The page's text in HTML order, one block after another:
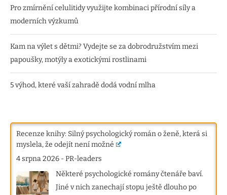
Pro zmírnění celulitidy využijte kombinaci přírodní síly a
moderních výzkumů
Kam na výlet s dětmi? Vydejte se za dobrodružstvím mezi
papoušky, motýly a exotickými rostlinami
5 výhod, které vaší zahradě dodá vodní mlha
Recenze knihy: Silný psychologický román o ženě, která si
myslela, že odejít není možné
4 srpna 2026 -PR-leaders
Některé psychologické romány čtenáře baví.
Jiné v nich zanechají stopu ještě dlouho po